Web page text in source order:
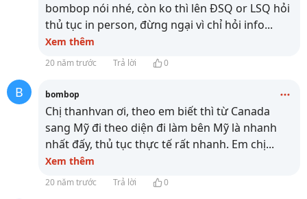
bombop nói nhé, còn ko thì lên ĐSQ or LSQ hỏi
thủ tục in person, đừng ngại vì chỉ hỏi info...
Xem thêm
20 năm trước Trả lời 0
B bombop
Chị thanhvan ơi, theo em biết thì từ Canada
sang Mỹ đi theo diện đi làm bên Mỹ là nhanh
nhất đấy, thủ tục thực tế rất nhanh. Em chị...
Xem thêm
20 năm trước Trả lời 0